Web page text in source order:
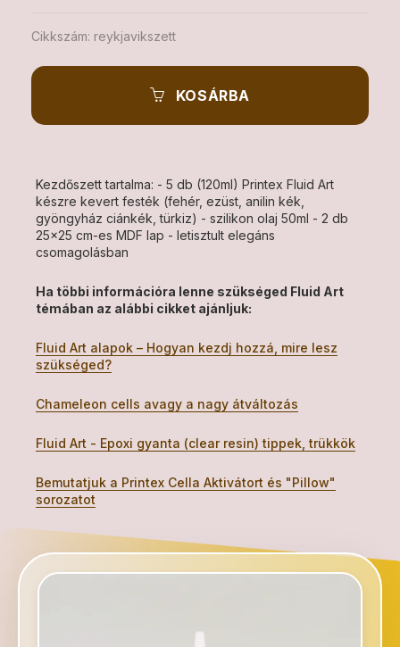
Cikkszám: reykjavikszett
KOSÁRBA
Kezdőszett tartalma: - 5 db (120ml) Printex Fluid Art
készre kevert festék (fehér, ezüst, anilin kék,
gyöngyház ciánkék, türkiz) - szilikon olaj 50ml - 2 db
25x25 cm-es MDF lap - letisztult elegáns
csomagolásban
Ha többi információra lenne szükséged Fluid Art
témában az alábbi cikket ajánljuk:
Fluid Art alapok – Hogyan kezdj hozzá, mire lesz
szükséged?
Chameleon cells avagy a nagy átváltozás
Fluid Art - Epoxi gyanta (clear resin) tippek, trükkök
Bemutatjuk a Printex Cella Aktivátort és "Pillow"
sorozatot